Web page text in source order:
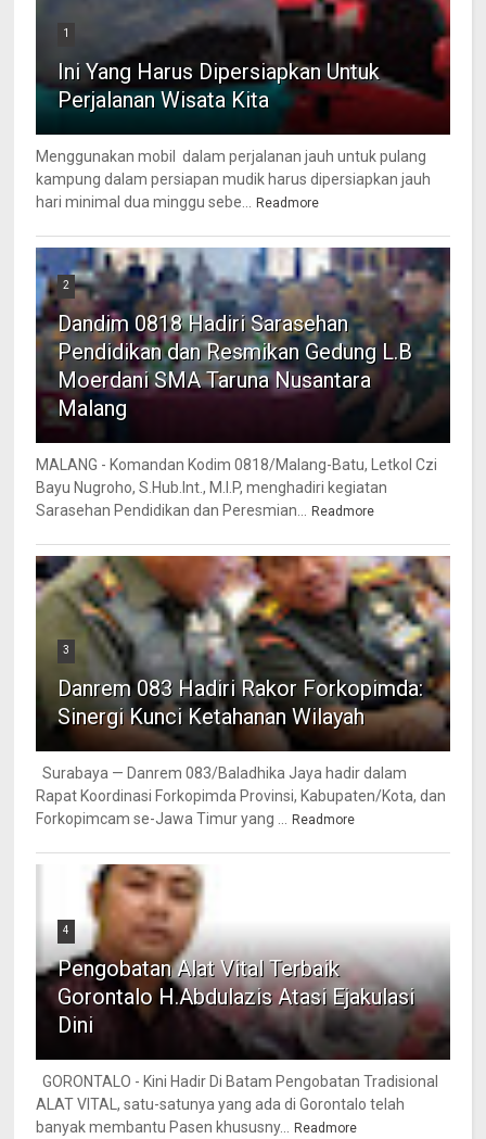
1
Ini Yang Harus Dipersiapkan Untuk
Perjalanan Wisata Kita
Menggunakan mobil dalam perjalanan jauh untuk pulang
kampung dalam persiapan mudik harus dipersiapkan jauh
hari minimal dua minggu sebe...
Readmore
2
Dandim 0818 Hadiri Sarasehan
Pendidikan dan Resmikan Gedung L.B
Moerdani SMA Taruna Nusantara
Malang
MALANG - Komandan Kodim 0818/Malang-Batu, Letkol Czi
Bayu Nugroho, S.Hub.Int., M.I.P, menghadiri kegiatan
Sarasehan Pendidikan dan Peresmian...
Readmore
3
Danrem 083 Hadiri Rakor Forkopimda:
Sinergi Kunci Ketahanan Wilayah
Surabaya — Danrem 083/Baladhika Jaya hadir dalam
Rapat Koordinasi Forkopimda Provinsi, Kabupaten/Kota, dan
Forkopimcam se-Jawa Timur yang ...
Readmore
4
Pengobatan Alat Vital Terbaik
Gorontalo H.Abdulazis Atasi Ejakulasi
Dini
GORONTALO - Kini Hadir Di Batam Pengobatan Tradisional
ALAT VITAL, satu-satunya yang ada di Gorontalo telah
banyak membantu Pasen khususny...
Readmore